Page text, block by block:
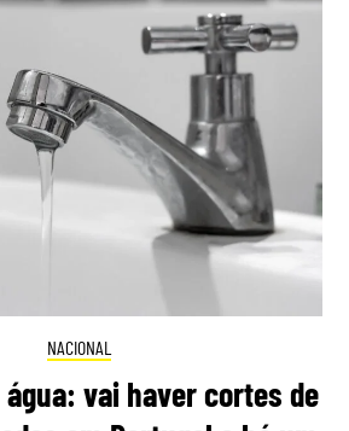
NACIONAL
vai haver cortes de